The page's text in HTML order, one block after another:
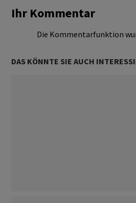
Ihr Kommentar
Die Kommentarfunktion
DAS KÖNNTE SIE AUCH